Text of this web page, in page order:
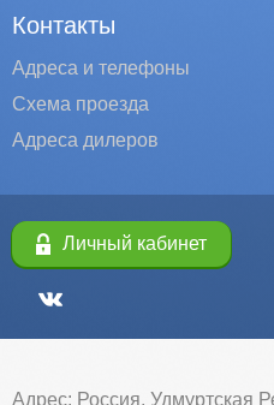
Контакты
Адреса и телефоны
Схема проезда
Адреса дилеров
Личный кабинет
Адрес: Россия, Удмуртская